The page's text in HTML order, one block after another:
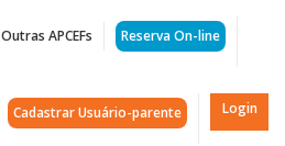
Outras APCEFs Reserva On-line
Cadastrar Usuário-parente Login